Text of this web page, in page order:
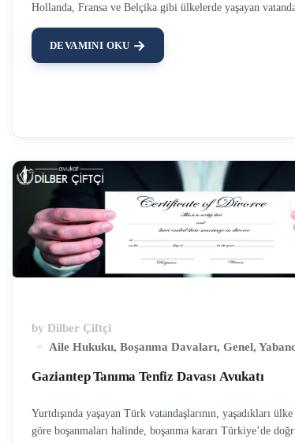
Hollanda, Fransa ve Belçika gibi ülkelerde yaşayan
etmektedir. Zira bir davanın tüm aşamalarının takibini
fiziki mesafe de düşünüldüğünde oldukça zor olacaktır.
gelmeden boşanmak belirli şartlar dahilinde mümkündür.
tarafların anlaşıp anlaşmadığına bakmak gerekir. Taraflar
DEVAMINI OKU
by Dilber Çiftçi
Aile Hukuku, Boşanma Davaları, Genel,
Gaziantep Tanıma Tenfiz Davası Avukatı
Yurtdışında yaşayan Türk vatandaşlarının, yaşadıkları
göre boşanmaları halinde, boşanma kararı Türkiye’de